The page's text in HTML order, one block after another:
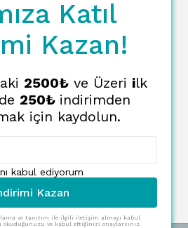
Katıl
Kazan!
2500₺ve Üzeri ilk
250₺ indirimden
için kaydolun.
kabul ediyorum
Kazan
ve tanıtım ile ilgili iletişim almayı kabul
okuduğunuzu ve kabul ettiğinizi onaylarsınız.